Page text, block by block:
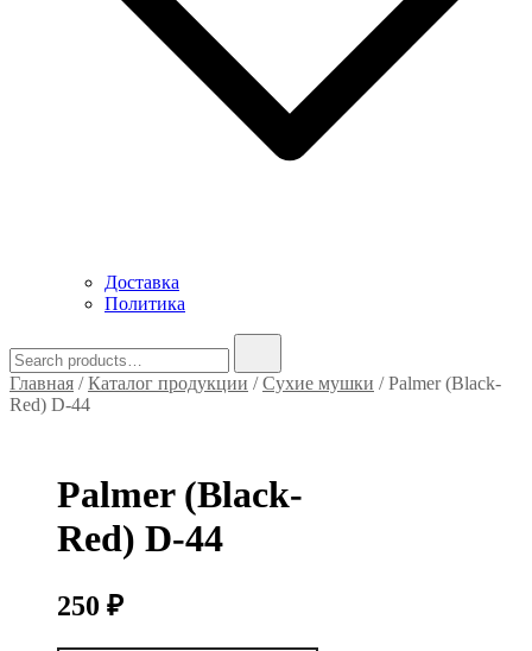
Доставка
Политика
for:
Главная /Каталог продукции /Сухие мушки / Palmer (Black-
Red) D-44
Palmer (Black-
Red) D-44
250 ₽